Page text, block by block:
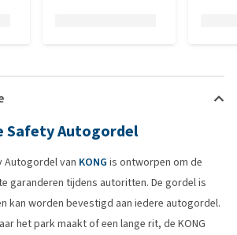
Safety Autogordel
Autogordel van KONG is ontworpen om de
garanderen tijdens autoritten. De gordel is
kan worden bevestigd aan iedere autogordel.
het park maakt of een lange rit, de KONG